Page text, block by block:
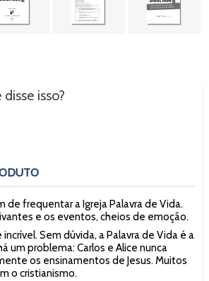
isso?
de frequentar a Igreja Palavra de Vida.
e os eventos, cheios de emoção.
Sem dúvida, a Palavra de Vida é a
um problema: Carlos e Alice nunca
os ensinamentos de Jesus. Muitos
o cristianismo.